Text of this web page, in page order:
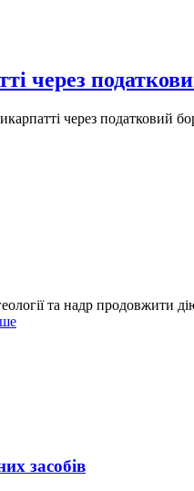
через
через податковий
та надр продовжити
засобів